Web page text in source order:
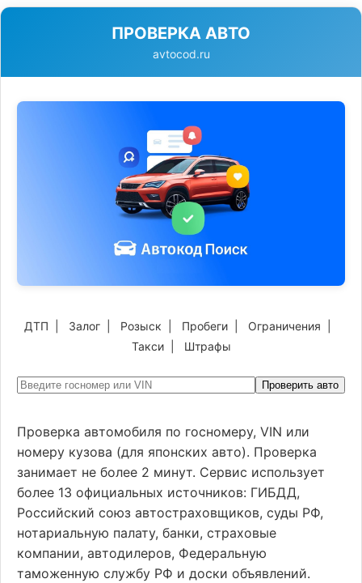
ПРОВЕРКА АВТО
avtocod.ru
ДТП Залог Розыск Пробеги Ограничения
Такси| Штрафы
Проверить авто
Проверка автомобиля по госномеру, VIN или
номеру кузова (для японских авто). Проверка
занимает не более 2 минут. Сервис использует
более 13 официальных источников: ГИБДД,
Российский союз автостраховщиков, суды РФ,
нотариальную палату, банки, страховые
компании, автодилеров, Федеральную
таможенную службу РФ и доски объявлений.